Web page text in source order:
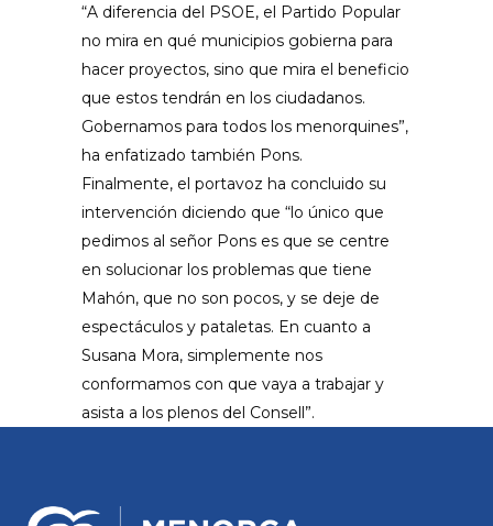
“A diferencia del PSOE, el Partido Popular
no mira en qué municipios gobierna para
hacer proyectos, sino que mira el beneficio
que estos tendrán en los ciudadanos.
Gobernamos para todos los menorquines”,
ha enfatizado también Pons.
Finalmente, el portavoz ha concluido su
intervención diciendo que “lo único que
pedimos al señor Pons es que se centre
en solucionar los problemas que tiene
Mahón, que no son pocos, y se deje de
espectáculos y pataletas. En cuanto a
Susana Mora, simplemente nos
conformamos con que vaya a trabajar y
asista a los plenos del Consell”.